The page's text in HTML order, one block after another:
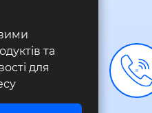
та
для